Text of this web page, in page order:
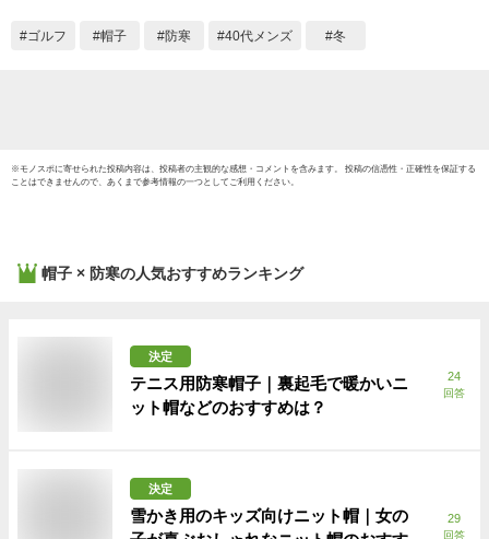
ゴルフ 帽子 防寒 40代メンズ 冬
※モノスポに寄せられた投稿内容は、投稿者の主観的な感想・コメントを含みます。 投稿の信憑性・正確性を保証する
ことはできませんので、あくまで参考情報の一つとしてご利用ください。
帽子 × 防寒の人気おすすめランキング
決定
テニス用防寒帽子｜裏起毛で暖かいニ
ット帽などのおすすめは？
24
回答
決定
雪かき用のキッズ向けニット帽｜女の
29
回答